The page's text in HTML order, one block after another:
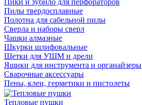
Пики и зубило для перфораторов
Пилы твердосплавные
Полотна для сабельной пилы
Сверла и наборы сверл
Чашки алмазные
Шкурки шлифовальные
Щетки для УШМ и дрели
Ящики для инструмента и органайзеры
Сварочные аксессуары
Пены, клеи, герметики и пистолеты
Тепловые пушки